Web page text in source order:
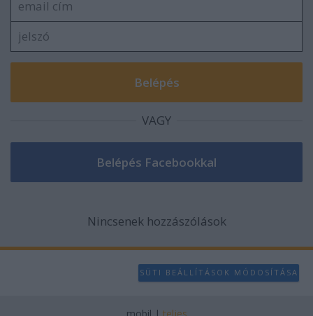
VAGY
Nincsenek hozzászólások
SÜTI BEÁLLÍTÁSOK MÓDOSÍTÁSA
mobil | teljes